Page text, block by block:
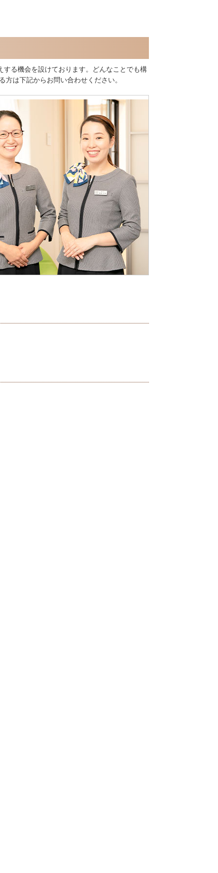
る機会を設けております。どんなことでも構
は下記からお問い合わせください。